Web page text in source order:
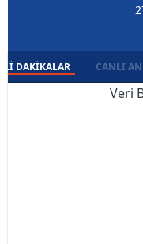
DAKIKALAR CANLI
Veri